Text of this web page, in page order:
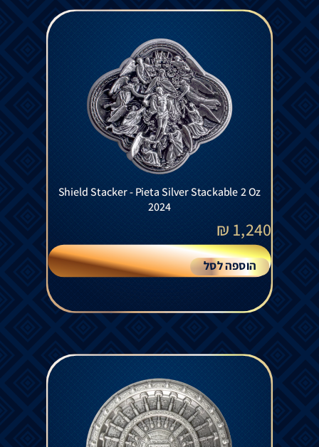
Shield Stacker - Pieta Silver Stackable 2 Oz
2024
1,240
₪
הוספה לסל